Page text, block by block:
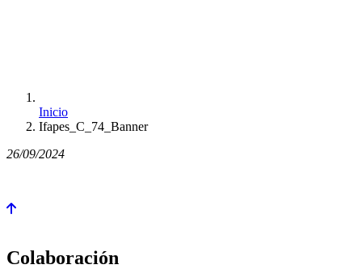
Inicio
Ifapes_C_74_Banner
26/09/2024
Colaboración